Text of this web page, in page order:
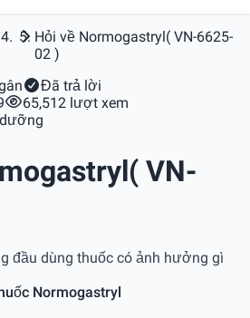
Hỏi về Normogastryl( VN-6625-
02 )
Đã trả lời
65,512 lượt xem
VN-
đầu dùng thuốc có ảnh hưởng gì
Normogastryl